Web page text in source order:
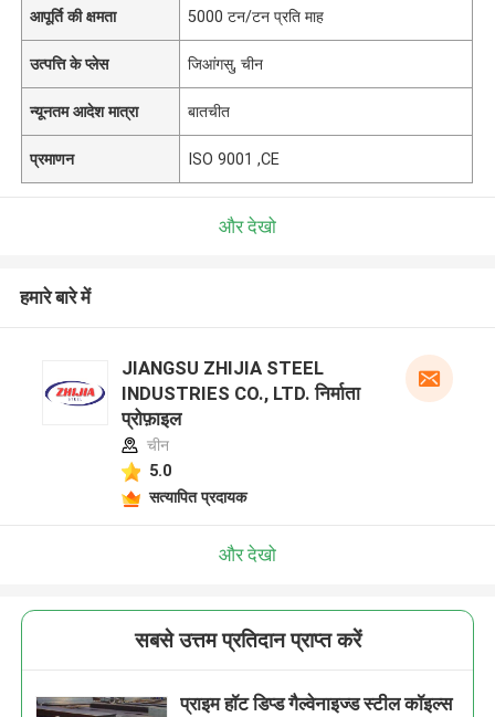
आपूर्ति की क्षमता 5000 टन/टन प्रति माह
उत्पत्ति के प्लेस जिआंगसु, चीन
न्यूनतम आदेश मात्रा बातचीत
प्रमाणन ISO 9001 ,CE
और देखो
हमारे बारे में
JIANGSU ZHIJIA STEEL
INDUSTRIES CO., LTD. निर्माता
प्रोफ़ाइल
चीन
5.0
सत्यापित प्रदायक
और देखो
सबसे उत्तम प्रतिदान प्राप्त करें
प्राइम हॉट डिप्ड गैल्वेनाइज्ड स्टील कॉइल्स